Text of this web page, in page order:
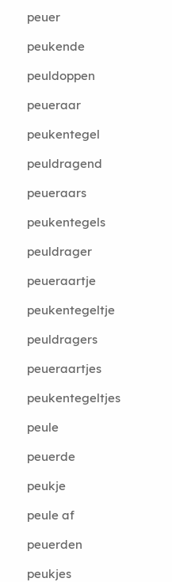
peuer
peukende
peuldoppen
peueraar
peukentegel
peuldragend
peueraars
peukentegels
peuldrager
peueraartje
peukentegeltje
peuldragers
peueraartjes
peukentegeltjes
peule
peuerde
peukje
peule af
peuerden
peukjes